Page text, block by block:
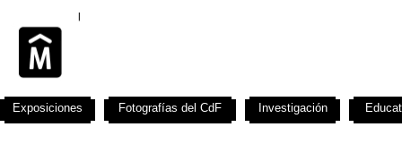
Exposiciones Fotografías del CdF Investigación